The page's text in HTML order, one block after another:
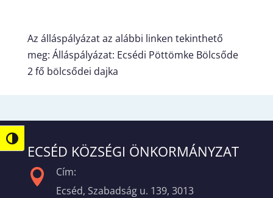
Nagy kontraszt váltása
Az álláspályázat az alábbi linken tekinthető
meg: Álláspályázat: Ecsédi Pöttömke Bölcsőde
2 fő bölcsődei dajka
ECSÉD KÖZSÉGI ÖNKORMÁNYZAT

Cím:
Ecséd, Szabadság u. 139, 3013